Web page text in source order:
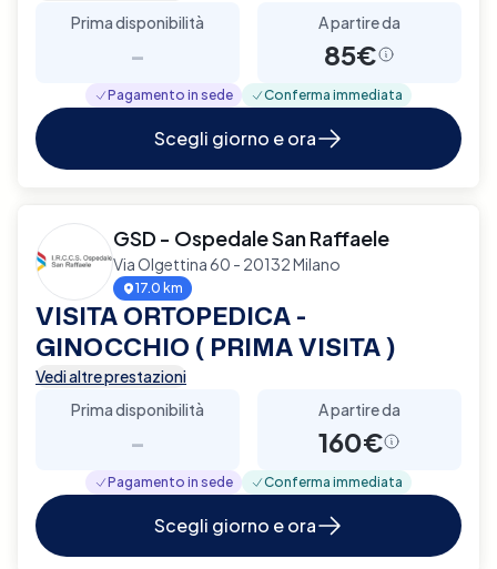
Prima disponibilità
-
A partire da
85€
Pagamento in sede Conferma immediata
Scegli giorno e ora
GSD - Ospedale San Raffaele
Via Olgettina 60 - 20132 Milano
17.0 km
VISITA ORTOPEDICA -
GINOCCHIO ( PRIMA VISITA )
Vedi altre prestazioni
Prima disponibilità
-
A partire da
160€
Pagamento in sede Conferma immediata
Scegli giorno e ora